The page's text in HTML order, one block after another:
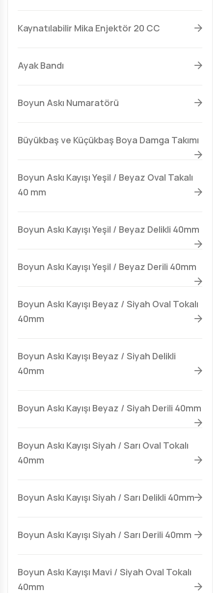
Kaynatılabilir Mika Enjektör 20 CC
Ayak Bandı
Boyun Askı Numaratörü
Büyükbaş ve Küçükbaş Boya Damga Takımı
Boyun Askı Kayışı Yeşil / Beyaz Oval Takalı
40 mm
Boyun Askı Kayışı Yeşil / Beyaz Delikli 40mm
Boyun Askı Kayışı Yeşil / Beyaz Derili 40mm
Boyun Askı Kayışı Beyaz / Siyah Oval Tokalı
40mm
Boyun Askı Kayışı Beyaz / Siyah Delikli
40mm
Boyun Askı Kayışı Beyaz / Siyah Derili 40mm
Boyun Askı Kayışı Siyah / Sarı Oval Tokalı
40mm
Boyun Askı Kayışı Siyah / Sarı Delikli 40mm
Boyun Askı Kayışı Siyah / Sarı Derili 40mm
Boyun Askı Kayışı Mavi / Siyah Oval Tokalı
40mm